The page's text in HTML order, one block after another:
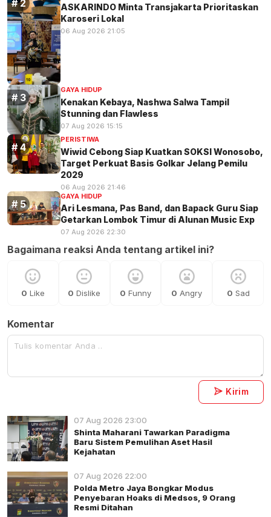
ASKARINDO Minta Transjakarta Prioritaskan
Karoseri Lokal
06 Aug 2026 21:05
GAYA HIDUP
Kenakan Kebaya, Nashwa Salwa Tampil
Stunning dan Flawless
07 Aug 2026 15:15
PERISTIWA
Wiwid Cebong Siap Kuatkan SOKSI Wonosobo,
Target Perkuat Basis Golkar Jelang Pemilu
2029
06 Aug 2026 21:46
GAYA HIDUP
Ari Lesmana, Pas Band, dan Bapack Guru Siap
Getarkan Lombok Timur di Alunan Music Exp
07 Aug 2026 22:30
Bagaimana reaksi Anda tentang artikel ini?
0 Like 0 Dislike 0 Funny 0 Angry 0 Sad
Komentar
Kirim
07 Aug 2026 23:00
Shinta Maharani Tawarkan Paradigma
Baru Sistem Pemulihan Aset Hasil
Kejahatan
07 Aug 2026 22:00
Polda Metro Jaya Bongkar Modus
Penyebaran Hoaks di Medsos, 9 Orang
Resmi Ditahan